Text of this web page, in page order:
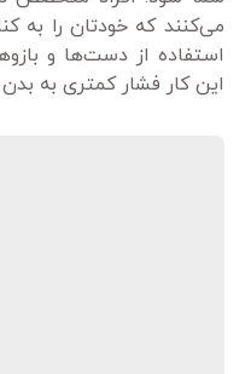
می‌کنند که خودتان را به
استفاده از دست‌ها و
این کار فشار کمتری به